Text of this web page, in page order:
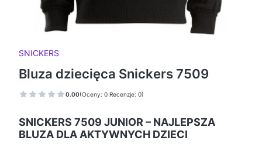
SNICKERS
Bluza dziecięca Snickers 7509
0.00(Oceny: 0 Recenzje: 0)
SNICKERS 7509 JUNIOR – NAJLEPSZA
BLUZA DLA AKTYWNYCH DZIECI